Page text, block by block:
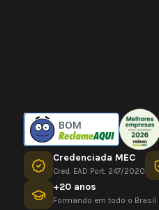
BOM
Credenciada MEC
Cred. EAD Port. 247/2020
+20 anos
Formando em todo o Brasil